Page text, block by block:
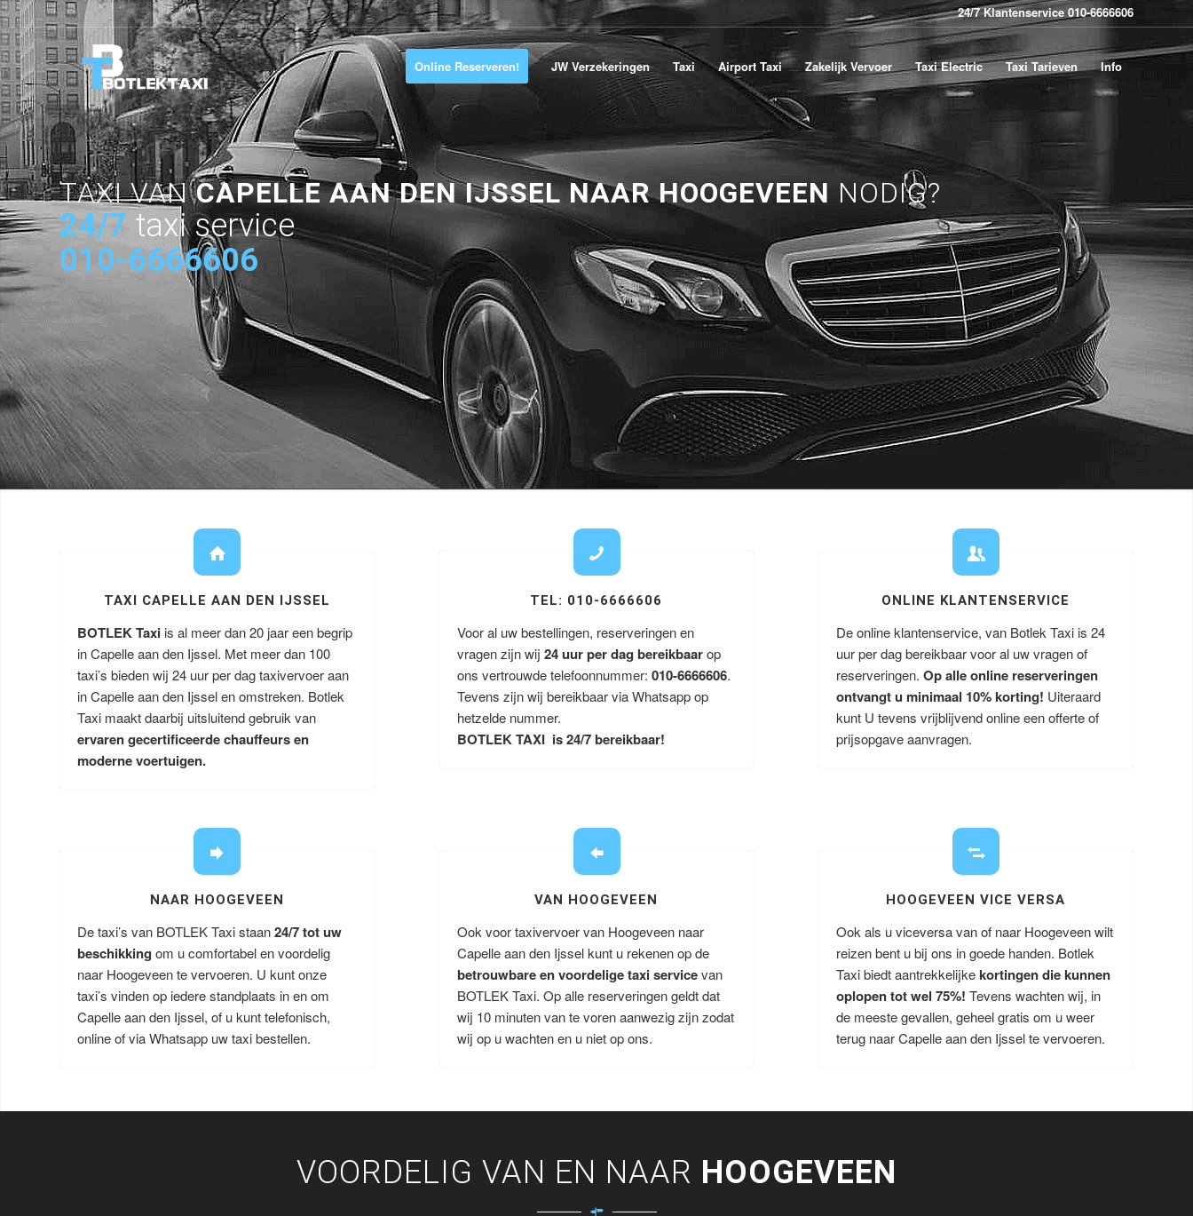
24/7 Klantenservice 010-6666606
Online Reserveren! JW Verzekeringen Taxi Airport Taxi Zakelijk Vervoer Taxi Electric Taxi Tarieven Info
TAXI VANCAPELLE AAN DEN IJSSEL NAAR HOOGEVEEN NODIG?
24/7 taxi service
010-6666606
TAXI CAPELLE AAN DEN IJSSEL
BOTLEK Taxi is al meer dan 20 jaar een begrip
in Capelle aan den Ijssel. Met meer dan 100
taxi’s bieden wij 24 uur per dag taxivervoer aan
in Capelle aan den Ijssel en omstreken. Botlek
Taxi maakt daarbij uitsluitend gebruik van
ervaren gecertificeerde chauffeurs en
moderne voertuigen.
TEL: 010-6666606
Voor al uw bestellingen, reserveringen en
vragen zijn wij 24 uur per dag bereikbaarop
ons vertrouwde telefoonnummer: 010-6666606.
Tevens zijn wij bereikbaar via Whatsapp op
hetzelde nummer.
BOTLEK TAXI is 24/7 bereikbaar!
ONLINE KLANTENSERVICE
De online klantenservice, van Botlek Taxi is 24
uur per dag bereikbaar voor al uw vragen of
reserveringen.Op alle online reserveringen
ontvangt u minimaal 10% korting! Uiteraard
kunt U tevens vrijblijvend online een offerte of
prijsopgave aanvragen.
NAAR HOOGEVEEN
De taxi’s van BOTLEK Taxi staan24/7 tot uw
beschikking om u comfortabel en voordelig
naar Hoogeveen te vervoeren. U kunt onze
taxi’s vinden op iedere standplaats in en om
Capelle aan den Ijssel, of u kunt telefonisch,
online of via Whatsapp uw taxi bestellen.
VAN HOOGEVEEN
Ook voor taxivervoer van Hoogeveen naar
Capelle aan den Ijssel kunt u rekenen op de
betrouwbare en voordelige taxi servicevan
BOTLEK Taxi. Op alle reserveringen geldt dat
wij 10 minuten van te voren aanwezig zijn zodat
wij op u wachten en u niet op ons.
HOOGEVEEN VICE VERSA
Ook als u viceversa van of naar Hoogeveen wilt
reizen bent u bij ons in goede handen. Botlek
Taxi biedt aantrekkelijkekortingen die kunnen
oplopen tot wel 75%!Tevens wachten wij, in
de meeste gevallen, geheel gratis om u weer
terug naar Capelle aan den Ijssel te vervoeren.
VOORDELIG VAN EN NAAR HOOGEVEEN